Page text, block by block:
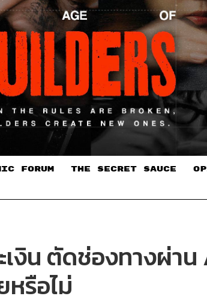
FORUM THE SECRET SAUCE​
งิน ตัดช่องทางผ่า
รือไม่